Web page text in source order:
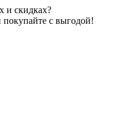
и скидках?
с выгодой!